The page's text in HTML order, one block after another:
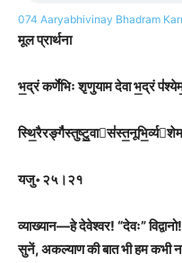
074 Aaryabhivinay Bhadram
मूल प्रार्थना
भ॒द्रं कर्णे॑भिः शृणुयाम देवा भ॒द्रं
यजु॰ २५।२१
व्याख्यान—हे देवेश्वर! “देवः”
सुनें, अकल्याण की बात भी हम कभी